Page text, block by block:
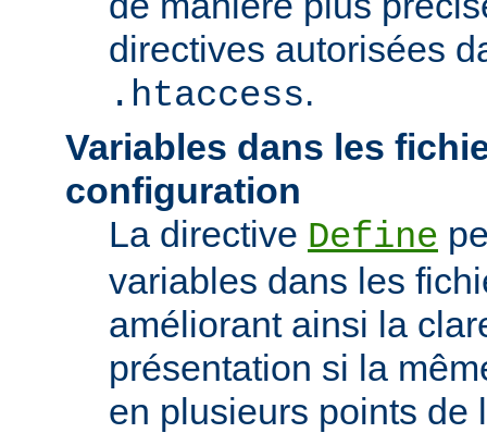
directives autorisées
.htaccess.
Variables dans les
configuration
La directive Define
variables dans les
améliorant ainsi la
présentation si la
en plusieurs points de